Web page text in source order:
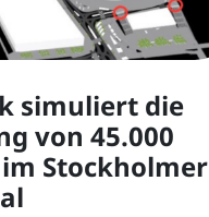
simuliert die
von 45.000
Stockholmer